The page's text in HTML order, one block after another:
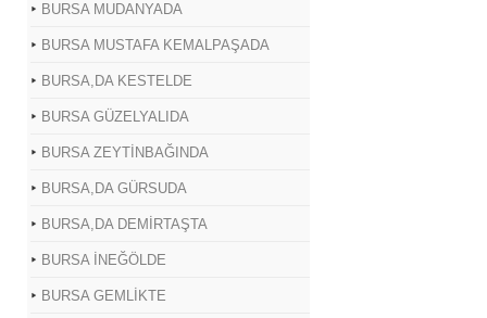
BURSA MUDANYADA
BURSA MUSTAFA KEMALPAŞADA
BURSA,DA KESTELDE
BURSA GÜZELYALIDA
BURSA ZEYTİNBAĞINDA
BURSA,DA GÜRSUDA
BURSA,DA DEMİRTAŞTA
BURSA İNEĞÖLDE
BURSA GEMLİKTE